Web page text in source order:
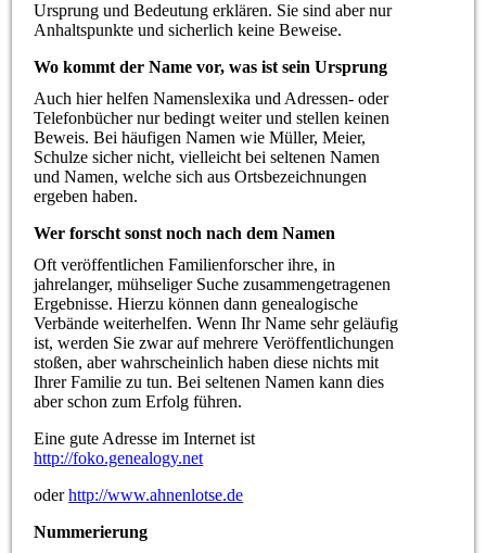
Ursprung und Bedeutung erklären. Sie sind aber nur
Anhaltspunkte und sicherlich keine Beweise.
Wo kommt der Name vor, was ist sein Ursprung
Auch hier helfen Namenslexika und Adressen- oder
Telefonbücher nur bedingt weiter und stellen keinen
Beweis. Bei häufigen Namen wie Müller, Meier,
Schulze sicher nicht, vielleicht bei seltenen Namen
und Namen, welche sich aus Ortsbezeichnungen
ergeben haben.
Wer forscht sonst noch nach dem Namen
Oft veröffentlichen Familienforscher ihre, in
jahrelanger, mühseliger Suche zusammengetragenen
Ergebnisse. Hierzu können dann genealogische
Verbände weiterhelfen. Wenn Ihr Name sehr geläufig
ist, werden Sie zwar auf mehrere Veröffentlichungen
stoßen, aber wahrscheinlich haben diese nichts mit
Ihrer Familie zu tun. Bei seltenen Namen kann dies
aber schon zum Erfolg führen.
Eine gute Adresse im Internet ist
http://foko.genealogy.net
oderhttp://www.ahnenlotse.de
Nummerierung